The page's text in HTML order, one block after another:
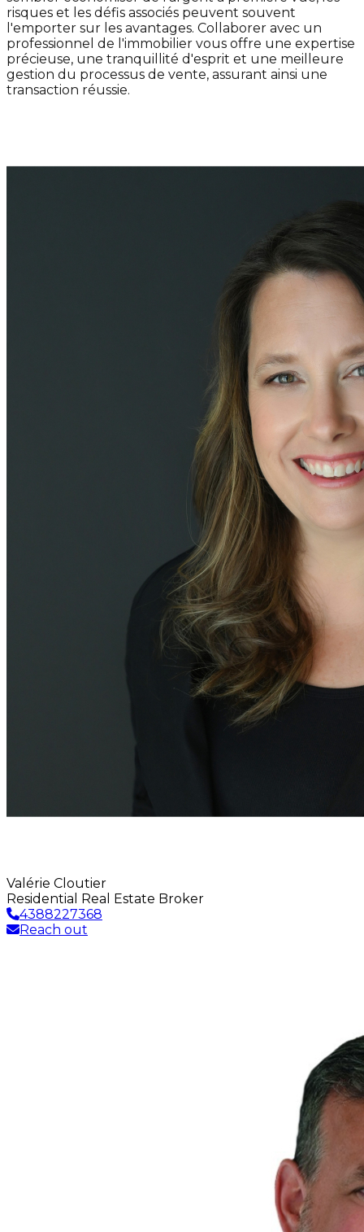
risques et les défis associés peuvent souvent
l'emporter sur les avantages. Collaborer avec un
professionnel de l'immobilier vous offre une expertise
précieuse, une tranquillité d'esprit et une meilleure
gestion du processus de vente, assurant ainsi une
transaction réussie.
Valérie Cloutier
Residential Real Estate Broker
4388227368
Reach out